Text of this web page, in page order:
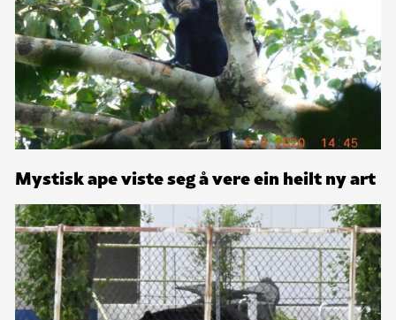
Mystisk ape viste seg å vere ein heilt ny art